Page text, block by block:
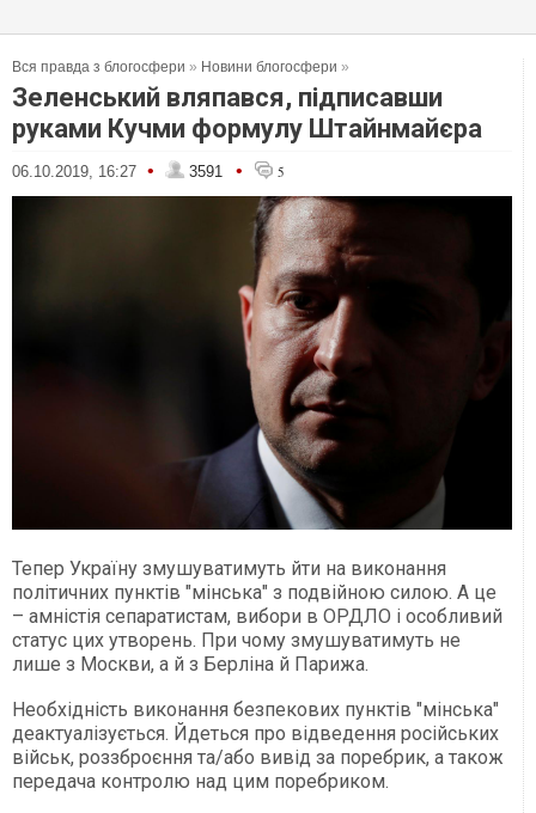
Вся правда з блогосфери » Новини блогосфери »
Зеленський вляпався, підписавши
руками Кучми формулу Штайнмайєра
06.10.2019, 16:27 • 3591 • 5
Тепер Україну змушуватимуть йти на виконання
політичних пунктів "мінська" з подвійною силою. А це
– амністія сепаратистам, вибори в ОРДЛО і особливий
статус цих утворень. При чому змушуватимуть не
лише з Москви, а й з Берліна й Парижа.
Необхідність виконання безпекових пунктів "мінська"
деактуалізується. Йдеться про відведення російських
військ, роззброєння та/або вивід за поребрик, а також
передача контролю над цим поребриком.